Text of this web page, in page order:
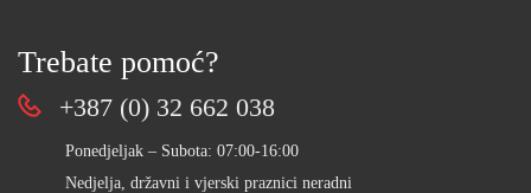
Trebate pomoć?
+387 (0) 32 662 038
Ponedjeljak – Subota: 07:00-16:00
Nedjelja, državni i vjerski praznici neradni